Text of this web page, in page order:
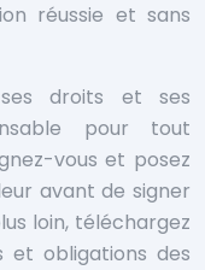
réussie et sans
droits et ses
pour tout
vous et posez
avant de signer
loin, téléchargez
et obligations des